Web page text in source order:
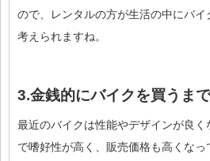
ので、レンタルの方が生活の中にバイ
考えられますね。
3.金銭的にバイクを買うま
最近のバイクは性能やデザインが良
で嗜好性が高く、販売価格も高くなっ